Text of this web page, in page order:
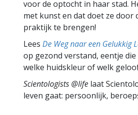
voor de optocht in haar stad.
met kunst en dat doet ze door
praktijk te brengen!
Lees De Weg naar een Gelukkig
op gezond verstand, eentje
welke huidskleur of welk
Scientologists @life laat
leven gaat: persoonlijk,